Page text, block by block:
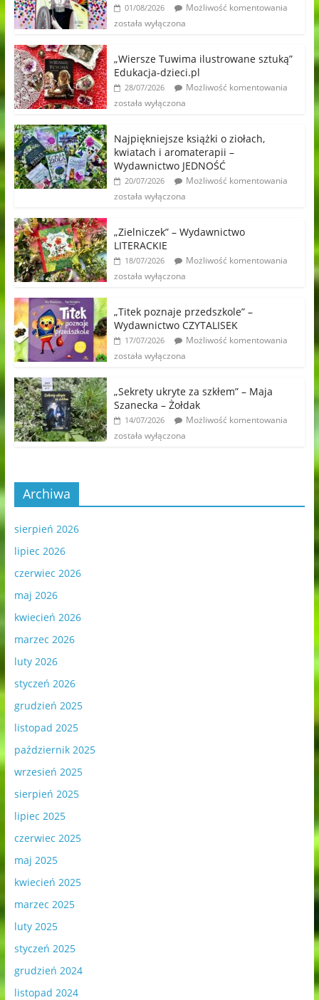
01/08/2026
Możliwość komentowania
została wyłączona
„Wiersze Tuwima ilustrowane sztuką”
Edukacja-dzieci.pl
28/07/2026
Możliwość komentowania
została wyłączona
Najpiękniejsze książki o ziołach,
kwiatach i aromaterapii –
Wydawnictwo JEDNOŚĆ
20/07/2026
Możliwość komentowania
została wyłączona
„Zielniczek” – Wydawnictwo
LITERACKIE
18/07/2026
Możliwość komentowania
została wyłączona
„Titek poznaje przedszkole” –
Wydawnictwo CZYTALISEK
17/07/2026
Możliwość komentowania
została wyłączona
„Sekrety ukryte za szkłem” – Maja
Szanecka – Żołdak
14/07/2026
Możliwość komentowania
została wyłączona
Archiwa
sierpień 2026
lipiec 2026
czerwiec 2026
maj 2026
kwiecień 2026
marzec 2026
luty 2026
styczeń 2026
grudzień 2025
listopad 2025
październik 2025
wrzesień 2025
sierpień 2025
lipiec 2025
czerwiec 2025
maj 2025
kwiecień 2025
marzec 2025
luty 2025
styczeń 2025
grudzień 2024
listopad 2024